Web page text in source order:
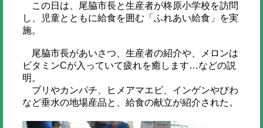
この日は、尾脇市長と生産者が柊原小学校を訪問
し、児童とともに給食を囲む「ふれあい給食」を実
施。
尾脇市長があいさつ、生産者の紹介や、メロンは
ビタミンCが入っていて疲れを癒します…などの説
明。
ブリやカンパチ、ヒメアマエビ、インゲンやびわ
など垂水の地場産品と、給食の献立が紹介された。